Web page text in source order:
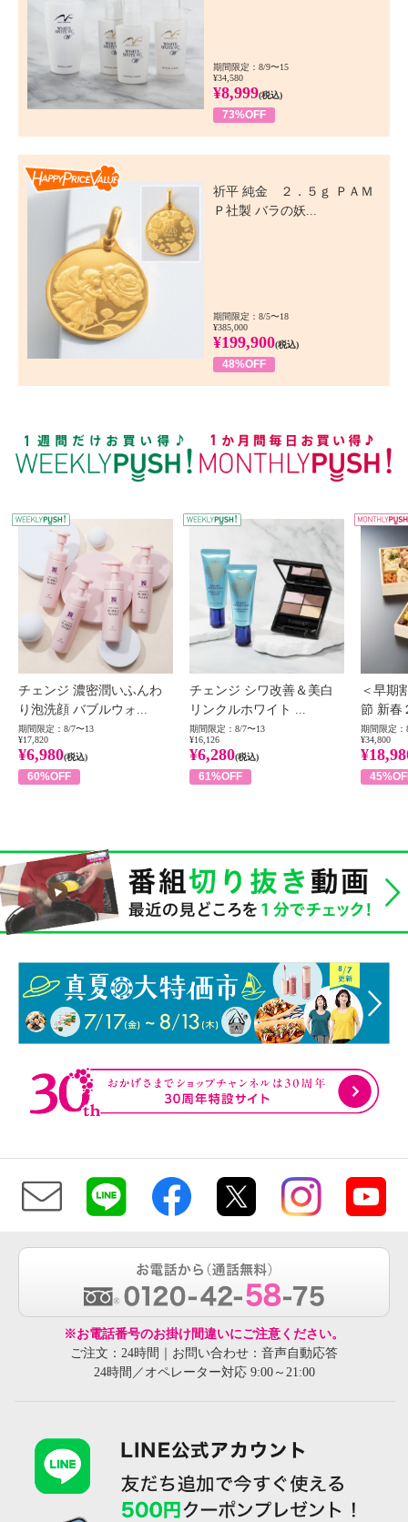
期間限定：8/9〜15
¥34,580
¥8,999(税込)
73%OFF
祈平 純金 ２．５ｇ ＰＡＭ
Ｐ社製 バラの妖...
期間限定：8/5〜18
¥385,000
¥199,900(税込)
48%OFF
WEEKLY PUSH
チェンジ 濃密潤いふんわ
り泡洗顔 バブルウォ...
期間限定：8/7〜13
¥17,820
¥6,980(税込)
60%OFF
チェンジ シワ改善＆美白
リンクルホワイト ...
期間限定：8/7〜13
¥16,126
¥6,280(税込)
61%OFF
＜早期
節 新春
期間限定：
¥34,800
※お電話番号のお掛け間違いにご注意ください。
ご注文：24時間｜お問い合わせ：音声自動応答
24時間／オペレーター対応 9:00～21:00